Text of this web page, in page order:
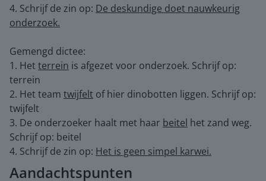
4. Schrijf de zin op: De deskundige doet nauwkeurig
onderzoek.
Gemengd dictee:
1. Hetterrein is afgezet voor onderzoek. Schrijf op:
terrein
2. Het team twijfelt of hier dinobotten liggen. Schrijf op:
twijfelt
3. De onderzoeker haalt met haar beitel het zand weg.
Schrijf op: beitel
4. Schrijf de zin op: Het is geen simpel karwei.
Aandachtspunten